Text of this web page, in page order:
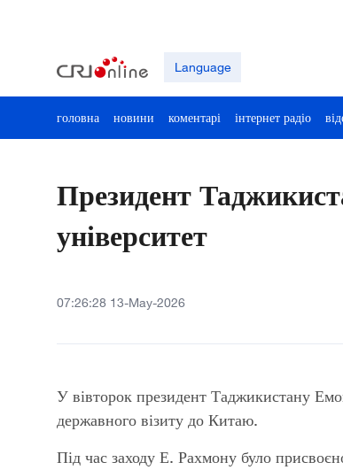
Language
головна новини коментарі інтернет радіо
Президент
університет
07:26:28 13-May-2026
У вівторок президент Таджикистану
державного візиту до Китаю.
Під час заходу Е. Рахмону було